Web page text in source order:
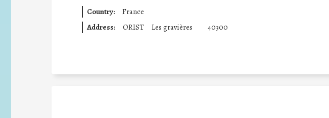
Country:
France
Address:
ORIST Les gravières 40300